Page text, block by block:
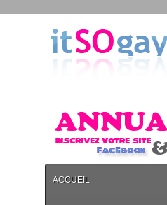
ACCUEIL